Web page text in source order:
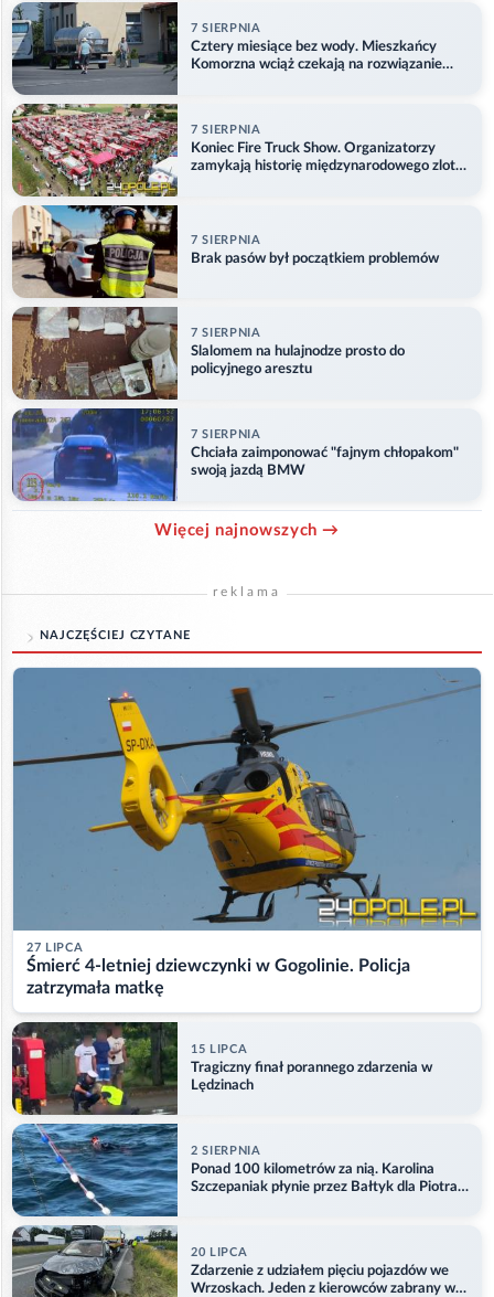
7 SIERPNIA
Cztery miesiące bez wody. Mieszkańcy
Komorzna wciąż czekają na rozwiązanie
7 SIERPNIA
Koniec Fire Truck Show. Organizatorzy
zamykają historię międzynarodowego zlotu
7 SIERPNIA
Brak pasów był początkiem problemów
7 SIERPNIA
Slalomem na hulajnodze prosto do
policyjnego aresztu
7 SIERPNIA
Chciała zaimponować "fajnym chłopakom"
swoją jazdą BMW
Więcej najnowszych →
reklama
NAJCZĘŚCIEJ CZYTANE
27 LIPCA
Śmierć 4-letniej dziewczynki w Gogolinie. Policja
zatrzymała matkę
15 LIPCA
Tragiczny finał porannego zdarzenia w
Lędzinach
2 SIERPNIA
Ponad 100 kilometrów za nią. Karolina
Szczepaniak płynie przez Bałtyk dla Piotra.
20 LIPCA
Zdarzenie z udziałem pięciu pojazdów we
Wrzoskach. Jeden z kierowców zabrany w